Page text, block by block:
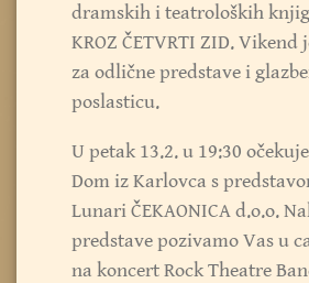
dramskih i teatroloških
KROZ ČETVRTI ZID. Vikend
za odlične predstave i
poslasticu.
U petak 13.2. u 19:30
Dom iz Karlovca s
Lunari ČEKAONICA d.o.o.
predstave pozivamo Vas u
na koncert Rock Theatre